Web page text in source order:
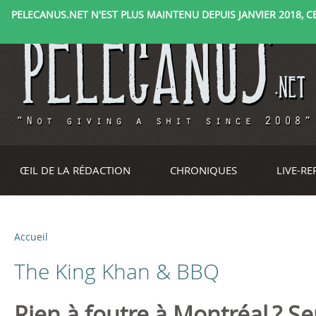
PELECANUS.NET N'EST PLUS MAINTENU DEPUIS JANVIER 2018,
ŒIL DE LA RÉDACTION CHRONIQUES LIVE-
V
o
u
Accueil
The King Khan & BBQ